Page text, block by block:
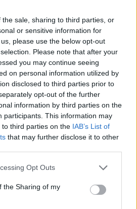
sale, sharing to third parties, or
or sensitive information for
please use the below opt-out
Please note that after your
you may continue seeing
on personal information utilized by
disclosed to third parties prior to
opt-out of the further
information by third parties on the
participants. This information may
third parties on the IAB’s List of
that may further disclose it to other
Opt Outs
the Sharing of my
I T
O